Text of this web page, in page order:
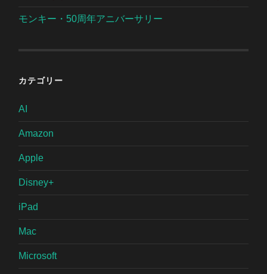
モンキー・50周年アニバーサリー
カテゴリー
AI
Amazon
Apple
Disney+
iPad
Mac
Microsoft